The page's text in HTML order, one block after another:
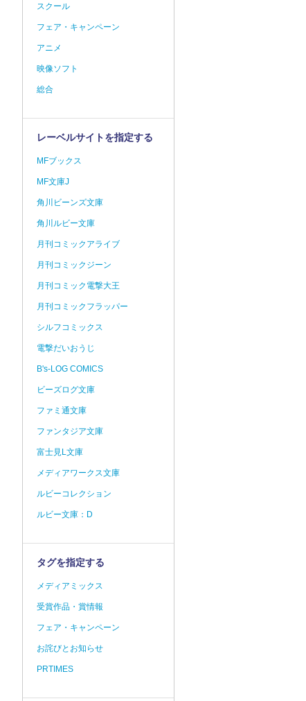
スクール
フェア・キャンペーン
アニメ
映像ソフト
総合
レーベルサイトを指定する
MFブックス
MF文庫J
角川ビーンズ文庫
角川ルビー文庫
月刊コミックアライブ
月刊コミックジーン
月刊コミック電撃大王
月刊コミックフラッパー
シルフコミックス
電撃だいおうじ
B's-LOG COMICS
ビーズログ文庫
ファミ通文庫
ファンタジア文庫
富士見L文庫
メディアワークス文庫
ルビーコレクション
ルビー文庫：D
タグを指定する
メディアミックス
受賞作品・賞情報
フェア・キャンペーン
お詫びとお知らせ
PRTIMES